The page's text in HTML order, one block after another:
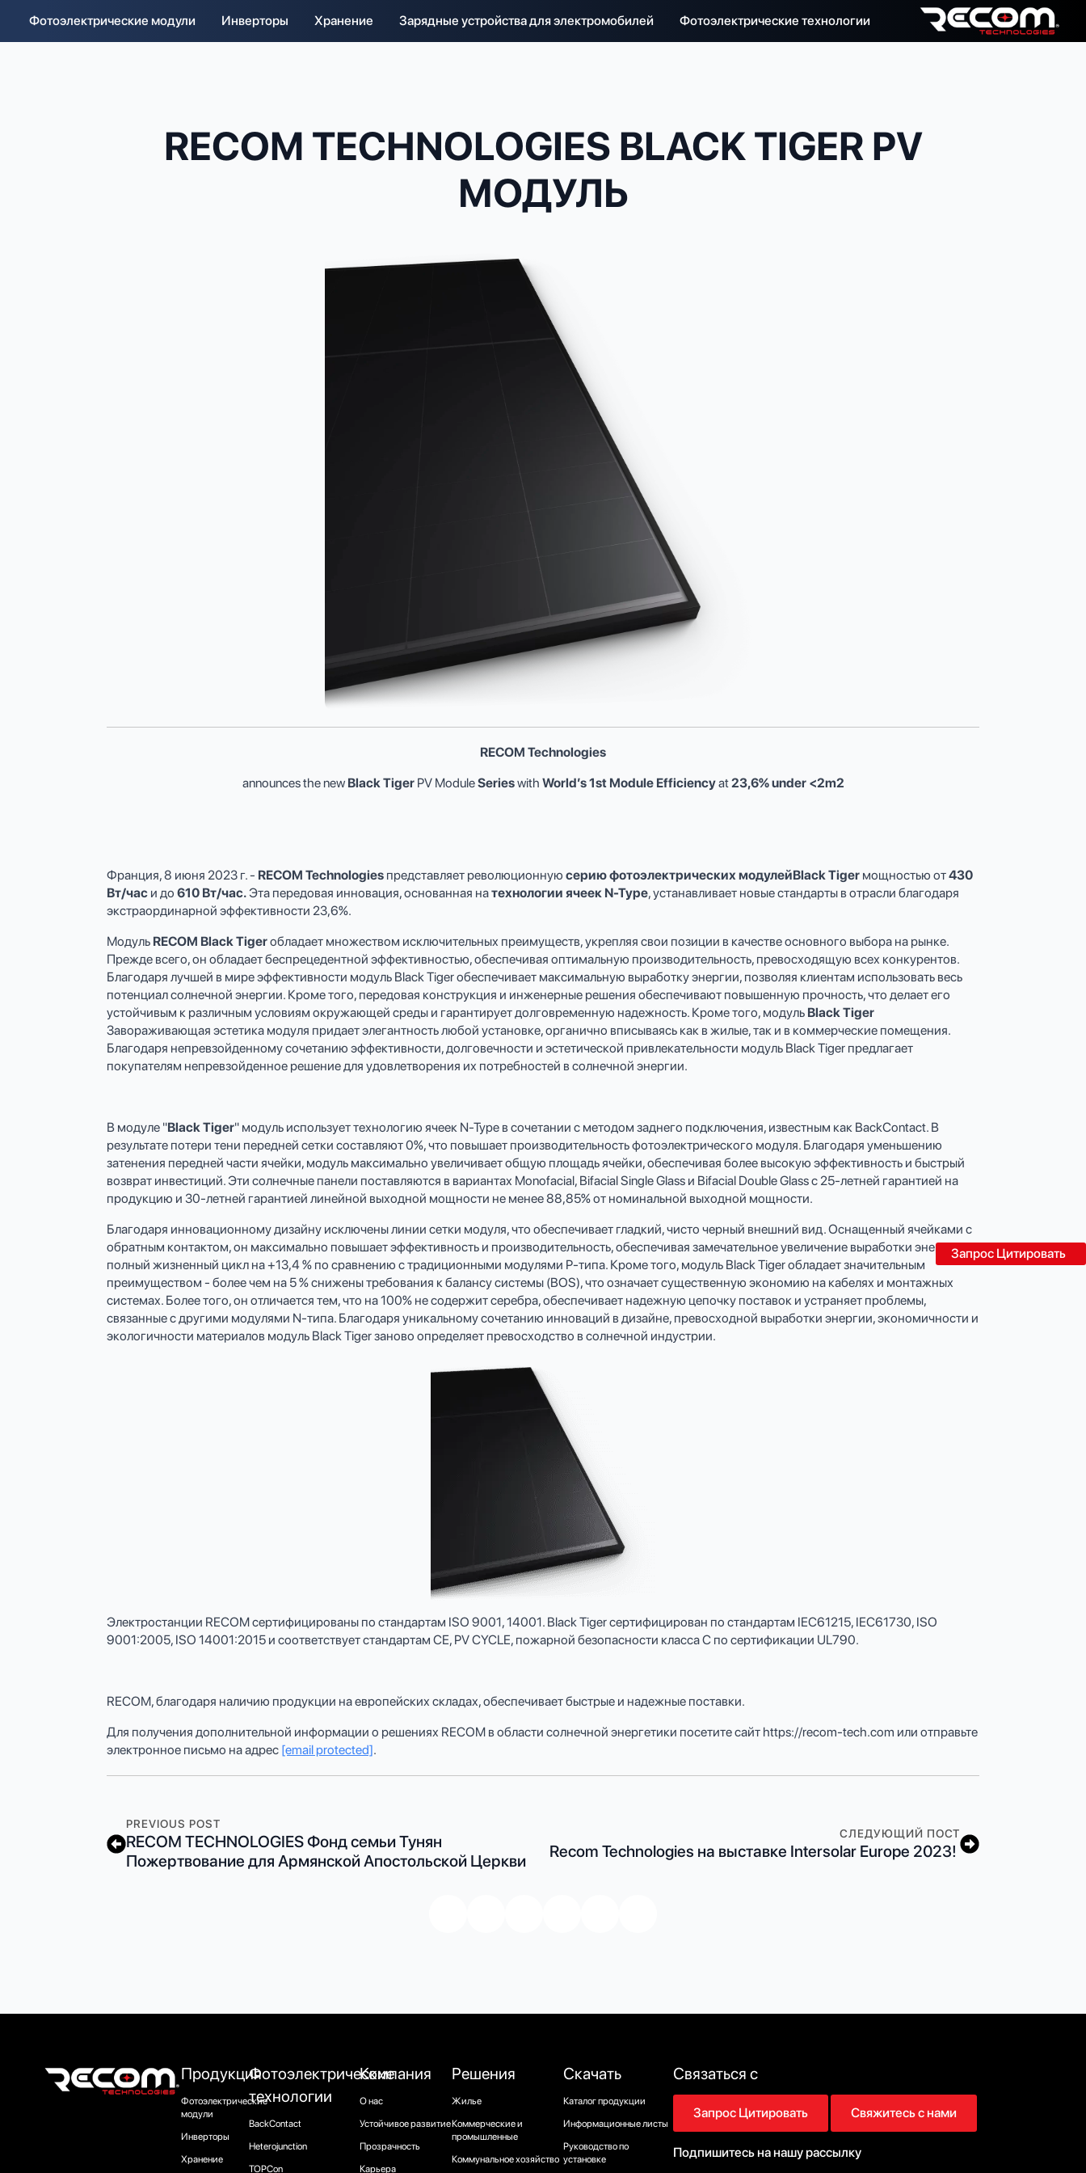
Запрос Цитировать
Фотоэлектрические модули Инверторы Хранение Зарядные устройства для электромобилей Фотоэлектрические технологии
RECOM TECHNOLOGIES BLACK TIGER PV
МОДУЛЬ
RECOM Technologies
announces the new Black TigerPV ModuleSerieswith World’s 1st Module Efficiencyat23,6% under <2m2
Франция, 8 июня 2023 г. - RECOM Technologies представляет революционную серию фотоэлектрических модулейBlack Tiger мощностью от430
Вт/час и до 610 Вт/час.Эта передовая инновация, основанная натехнологии ячеек N-Type, устанавливает новые стандарты в отрасли благодаря
экстраординарной эффективности 23,6%.
Модуль RECOM Black Tigerобладает множеством исключительных преимуществ, укрепляя свои позиции в качестве основного выбора на рынке.
Прежде всего, он обладает беспрецедентной эффективностью, обеспечивая оптимальную производительность, превосходящую всех конкурентов.
Благодаря лучшей в мире эффективности модуль Black Tiger обеспечивает максимальную выработку энергии, позволяя клиентам использовать весь
потенциал солнечной энергии. Кроме того, передовая конструкция и инженерные решения обеспечивают повышенную прочность, что делает его
устойчивым к различным условиям окружающей среды и гарантирует долговременную надежность. Кроме того, модуль Black Tiger
Завораживающая эстетика модуля придает элегантность любой установке, органично вписываясь как в жилые, так и в коммерческие помещения.
Благодаря непревзойденному сочетанию эффективности, долговечности и эстетической привлекательности модуль Black Tiger предлагает
покупателям непревзойденное решение для удовлетворения их потребностей в солнечной энергии.
В модуле "Black Tiger" модуль использует технологию ячеек N-Type в сочетании с методом заднего подключения, известным как BackContact. В
результате потери тени передней сетки составляют 0%, что повышает производительность фотоэлектрического модуля. Благодаря уменьшению
затенения передней части ячейки, модуль максимально увеличивает общую площадь ячейки, обеспечивая более высокую эффективность и быстрый
возврат инвестиций. Эти солнечные панели поставляются в вариантах Monofacial, Bifacial Single Glass и Bifacial Double Glass с 25-летней гарантией на
продукцию и 30-летней гарантией линейной выходной мощности не менее 88,85% от номинальной выходной мощности.
Благодаря инновационному дизайну исключены линии сетки модуля, что обеспечивает гладкий, чисто черный внешний вид. Оснащенный ячейками с
обратным контактом, он максимально повышает эффективность и производительность, обеспечивая замечательное увеличение выработки энергии за
полный жизненный цикл на +13,4 % по сравнению с традиционными модулями P-типа. Кроме того, модуль Black Tiger обладает значительным
преимуществом - более чем на 5 % снижены требования к балансу системы (BOS), что означает существенную экономию на кабелях и монтажных
системах. Более того, он отличается тем, что на 100% не содержит серебра, обеспечивает надежную цепочку поставок и устраняет проблемы,
связанные с другими модулями N-типа. Благодаря уникальному сочетанию инноваций в дизайне, превосходной выработки энергии, экономичности и
экологичности материалов модуль Black Tiger заново определяет превосходство в солнечной индустрии.
Электростанции RECOM сертифицированы по стандартам ISO 9001, 14001. Black Tiger сертифицирован по стандартам IEC61215, IEC61730, ISO
9001:2005, ISO 14001:2015 и соответствует стандартам CE, PV CYCLE, пожарной безопасности класса C по сертификации UL790.
RECOM, благодаря наличию продукции на европейских складах, обеспечивает быстрые и надежные поставки.
Для получения дополнительной информации о решениях RECOM в области солнечной энергетики посетите сайт https://recom-tech.com или отправьте
электронное письмо на адрес [email protected].
PREVIOUS POST
RECOM TECHNOLOGIES Фонд семьи Тунян
Пожертвование для Армянской Апостольской Церкви
СЛЕДУЮЩИЙ ПОСТ
Recom Technologies на выставке Intersolar Europe 2023!
Продукция
Фотоэлектрические
модули
Инверторы
Хранение
Фотоэлектрические
технологии
BackContact
Heterojunction
TOPCon
Компания
О нас
Устойчивое развитие
Прозрачность
Карьера
Решения
Жилье
Коммерческие и
промышленные
Коммунальное хозяйство
Скачать
Каталог продукции
Информационные листы
Руководство по
установке
Связаться с
Запрос Цитировать Свяжитесь с нами
Подпишитесь на нашу рассылку